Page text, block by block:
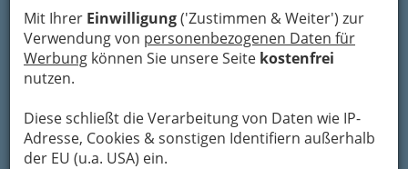
Mit Ihrer Einwilligung('Zustimmen & Weiter') zur
Verwendung von personenbezogenen Daten für
Werbung können Sie unsere Seite kostenfrei
nutzen.
Diese schließt die Verarbeitung von Daten wie IP-
Adresse, Cookies & sonstigen Identifiern außerhalb
der EU (u.a. USA) ein.
„Mama, wo wohnen
Gretel“? – mit dieser
Frage wurde der
Freizeitpark